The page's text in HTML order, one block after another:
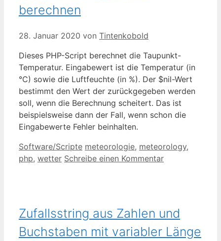
berechnen
28. Januar 2020 von Tintenkobold
Dieses PHP-Script berechnet die Taupunkt-
Temperatur. Eingabewert ist die Temperatur (in
°C) sowie die Luftfeuchte (in %). Der $nil-Wert
bestimmt den Wert der zurückgegeben werden
soll, wenn die Berechnung scheitert. Das ist
beispielsweise dann der Fall, wenn schon die
Eingabewerte Fehler beinhalten.
Kategorien
Software/Scripte Schlagwörter
meteorologie, meteorology,
php, wetter Schreibe einen Kommentar
Zufallsstring aus Zahlen und
Buchstaben mit variabler Länge